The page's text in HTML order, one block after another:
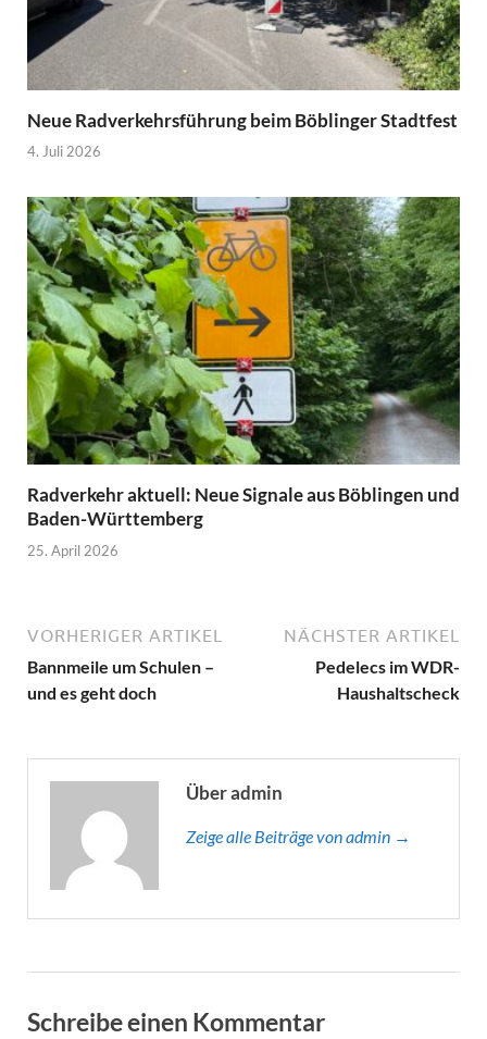
Neue Radverkehrsführung beim Böblinger Stadtfest
4. Juli 2026
Radverkehr aktuell: Neue Signale aus Böblingen und
Baden-Württemberg
25. April 2026
VORHERIGER ARTIKEL
Bannmeile um Schulen –
und es geht doch
NÄCHSTER ARTIKEL
Pedelecs im WDR-
Haushaltscheck
Über admin
Zeige alle Beiträge von admin →
Schreibe einen Kommentar